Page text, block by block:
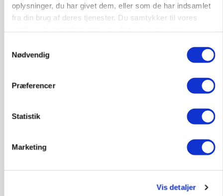
oplysninger, du har givet dem, eller som de har indsamlet
fra din brug af deres tjenester. Du samtykker til vores
Nødvendig
Præferencer
Statistik
Marketing
Vis detaljer
Annonce
Loading...
POLITIK
protestgruppe vil demonstrere mod ny